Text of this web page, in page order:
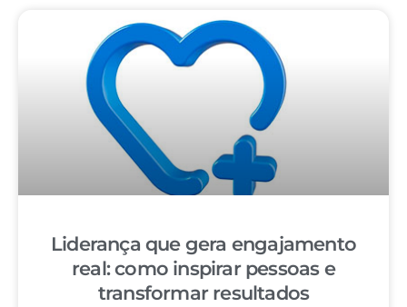
Liderança que gera engajamento
real: como inspirar pessoas e
transformar resultados